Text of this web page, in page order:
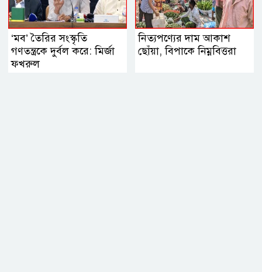
‘মব’ তৈরির সংস্কৃতি
গণতন্ত্রকে দুর্বল করে: মির্জা
ফখরুল
নিত্যপণ্যের দাম আকাশ
ছোঁয়া, বিপাকে নিম্নবিত্তরা